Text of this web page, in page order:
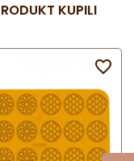
KUPILI
